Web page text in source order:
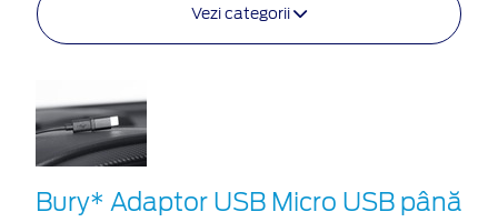
Vezi categorii
Bury* Adaptor USB Micro USB până